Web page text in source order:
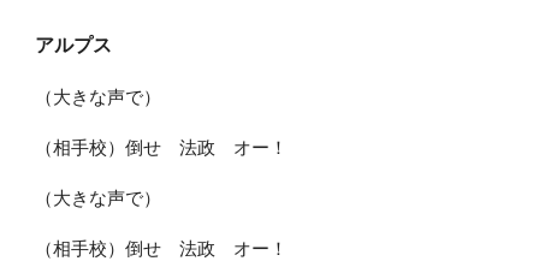
アルプス
（大きな声で）
（相手校）倒せ 法政 オー！
（大きな声で）
（相手校）倒せ 法政 オー！